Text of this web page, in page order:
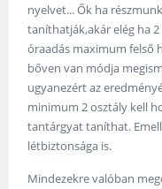
nyelvet... Ők ha
taníthatják,akár elég ha
óraadás maximum felső
bőven van módja
ugyanezért az
minimum 2 osztály kell
tantárgyat taníthat.
létbiztonsága is.
Mindezekre valóban